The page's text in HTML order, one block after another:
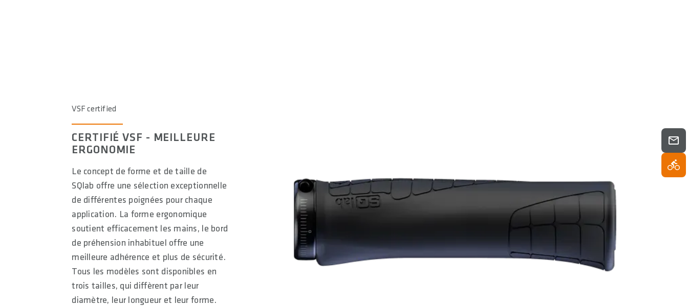
VSF certified
CERTIFIÉ VSF - MEILLEURE
ERGONOMIE
Le concept de forme et de taille de
SQlab offre une sélection exceptionnelle
de différentes poignées pour chaque
application. La forme ergonomique
soutient efficacement les mains, le bord
de préhension inhabituel offre une
meilleure adhérence et plus de sécurité.
Tous les modèles sont disponibles en
trois tailles, qui diffèrent par leur
diamètre, leur longueur et leur forme.